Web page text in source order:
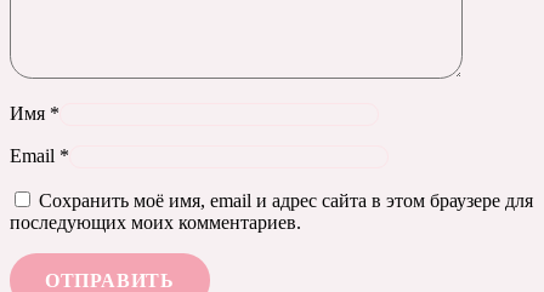
Имя *
Email *
Сохранить моё имя, email и адрес сайта в этом браузере для
последующих моих комментариев.